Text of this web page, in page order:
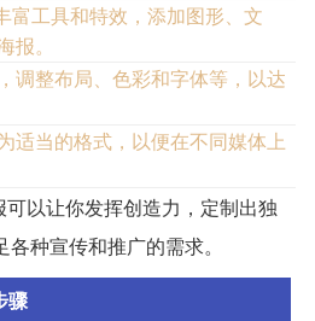
富工具和特效，添加图形、文
。
调整布局、色彩和字体等，以达
适当的格式，以便在不同媒体上
以让你发挥创造力，定制出独
种宣传和推广的需求。
骤